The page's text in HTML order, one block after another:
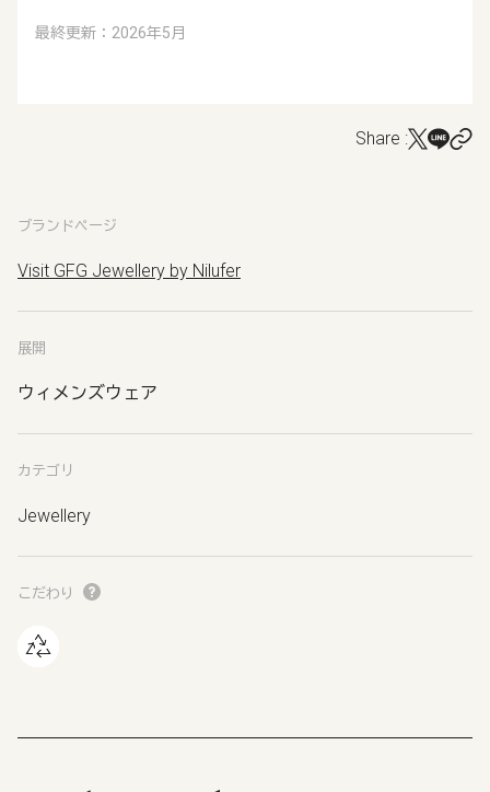
最終更新：2026年5月
Share :
ブランドページ
Visit GFG Jewellery by Nilufer
展開
ウィメンズウェア
カテゴリ
Jewellery
こだわり